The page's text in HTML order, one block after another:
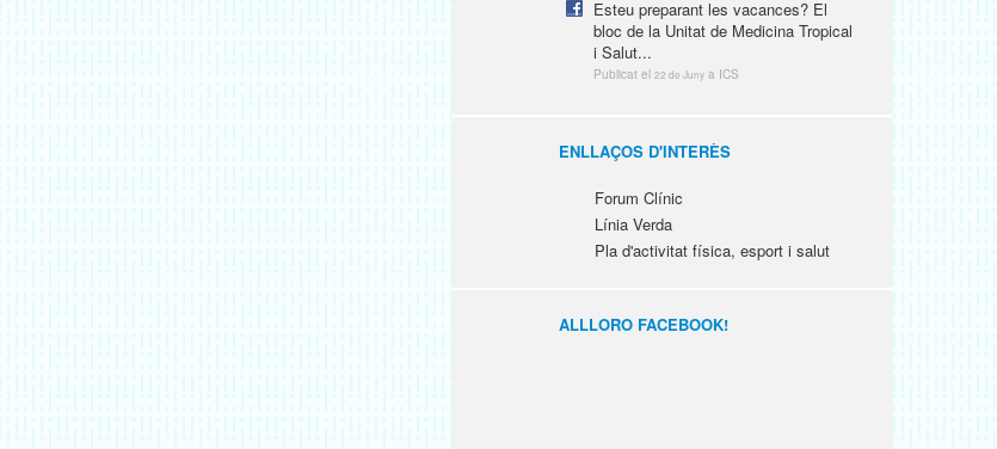
Esteu preparant les vacances? El
bloc de la Unitat de Medicina Tropical
i Salut...
Publicat el 22 de Juny a ICS
ENLLAÇOS D'INTERÈS
Forum Clínic
Línia Verda
Pla d'activitat física, esport i salut
ALLLORO FACEBOOK!